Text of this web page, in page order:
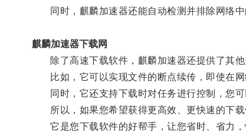
同时，麒麟加速器还能自动检测并排除网络中
麒麟加速器下载网
除了高速下载软件，麒麟加速器还提供了其他
比如，它可以实现文件的断点续传，即使在网
同时，它还支持下载时对任务进行控制，您可
所以，如果您希望获得更高效、更快速的下载
它是您下载软件的好帮手，让您省时、省力，